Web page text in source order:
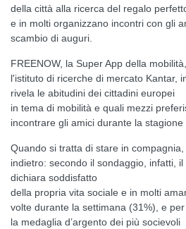
della città alla ricerca del regalo
e in molti organizzano incontri con gli
scambio di auguri.
FREENOW, la Super App della
l'istituto di ricerche di mercato Kantar,
rivela le abitudini dei cittadini europei
in tema di mobilità e quali mezzi
incontrare gli amici durante la stagione
Quando si tratta di stare in
indietro: secondo il sondaggio, infatti,
dichiara soddisfatto
della propria vita sociale e in molti
volte durante la settimana (31%), e
la medaglia d’argento dei più socievoli